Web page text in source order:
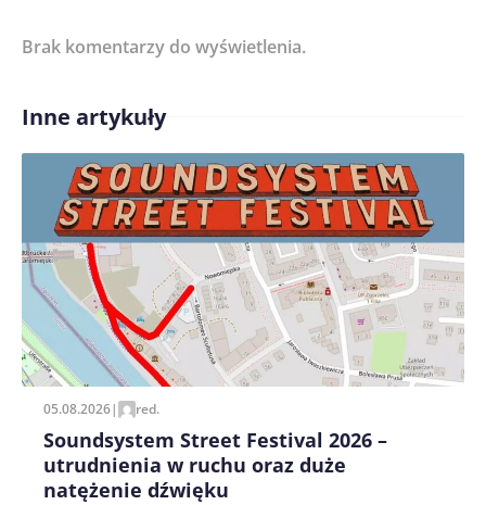
Treść komentarza*
Imię/ Nick*
Zapamiętaj moje dane w tej przeglądarce podczas
pisania kolejnych komentarzy.
Brak komentarzy do wyświetlenia.
Inne artykuły
05.08.2026| red.
Soundsystem Street Festival 2026 –
utrudnienia w ruchu oraz duże
natężenie dźwięku